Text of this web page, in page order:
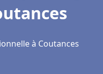
à Coutances